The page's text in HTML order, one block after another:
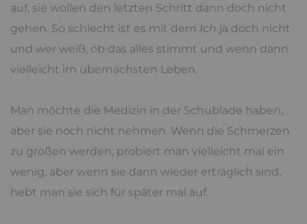
auf, sie wollen den letzten Schritt dann doch nicht
gehen. So schlecht ist es mit dem Ich ja doch nicht
und wer weiß, ob das alles stimmt und wenn dann
vielleicht im übernächsten Leben.
Man möchte die Medizin in der Schublade haben,
aber sie noch nicht nehmen. Wenn die Schmerzen
zu großen werden, probiert man vielleicht mal ein
wenig, aber wenn sie dann wieder erträglich sind,
hebt man sie sich für später mal auf.